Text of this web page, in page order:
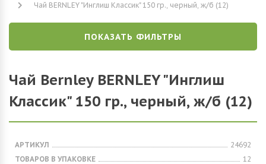
Чай BERNLEY "Инглиш Классик" 150 гр., черный, ж/б (12)
ПОКАЗАТЬ ФИЛЬТРЫ
Чай Bernley BERNLEY "Инглиш
Классик" 150 гр., черный, ж/б (12)
АРТИКУЛ
24692
ТОВАРОВ В УПАКОВКЕ
12